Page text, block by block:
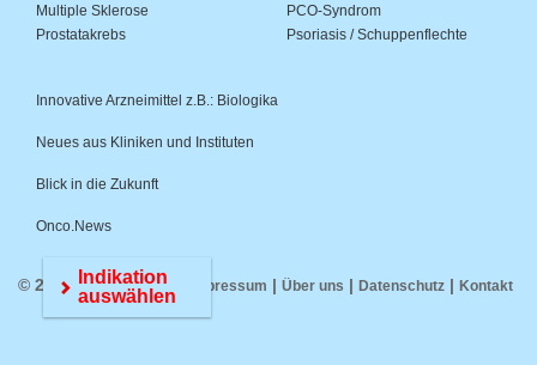
Multiple Sklerose
PCO-Syndrom
Prostatakrebs
Psoriasis / Schuppenflechte
Innovative Arzneimittel z.B.: Biologika
Neues aus Kliniken und Instituten
Blick in die Zukunft
Onco.News
© 2026 Medwiss.de | Impressum | Über uns | Datenschutz | Kontakt
Indikation
auswählen